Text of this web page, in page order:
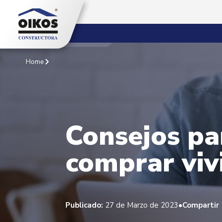
Home
Consejos
comprar
Publicado: 27 de Marzo de 2023•Compartir